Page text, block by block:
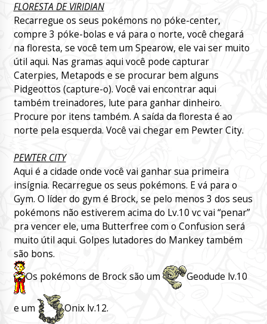
FLORESTA DE VIRIDIAN
Recarregue os seus pokémons no póke-center,
compre 3 póke-bolas e vá para o norte, você chegará
na floresta, se você tem um Spearow, ele vai ser muito
útil aqui. Nas gramas aqui você pode capturar
Caterpies, Metapods e se procurar bem alguns
Pidgeottos (capture-o). Você vai encontrar aqui
também treinadores, lute para ganhar dinheiro.
Procure por itens também. A saída da floresta é ao
norte pela esquerda. Você vai chegar em Pewter City.
PEWTER CITY
Aqui é a cidade onde você vai ganhar sua primeira
insígnia. Recarregue os seus pokémons. E vá para o
Gym. O líder do gym é Brock, se pelo menos 3 dos seus
pokémons não estiverem acima do Lv.10 vc vai “penar”
pra vencer ele, uma Butterfree com o Confusion será
muito útil aqui. Golpes lutadores do Mankey também
são bons.
Os pokémons de Brock são um
Geodude lv.10
e um
Onix lv.12.